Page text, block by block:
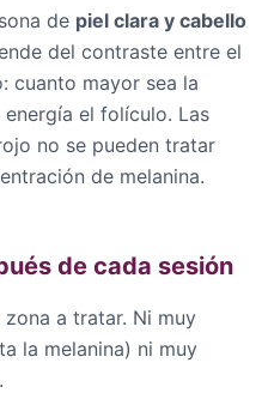
de piel clara y cabello
del contraste entre el
cuanto mayor sea la
el folículo. Las
no se pueden tratar
de melanina.
de cada sesión
zona a tratar. Ni muy
la melanina) ni muy